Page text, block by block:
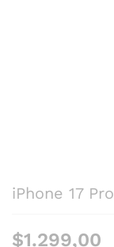
iPhone 17 Pro
$1.299,00